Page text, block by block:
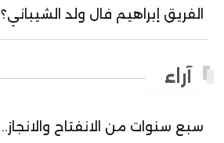
أحمد ولد السالك
أحمد ولد باهيه
أحمد ولد داداه
الفريق إبراهيم فال ولد الشيباني؟
آراء
سبع سنوات من الانفتاح والانجاز..